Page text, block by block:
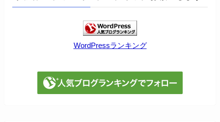
WordPressランキング